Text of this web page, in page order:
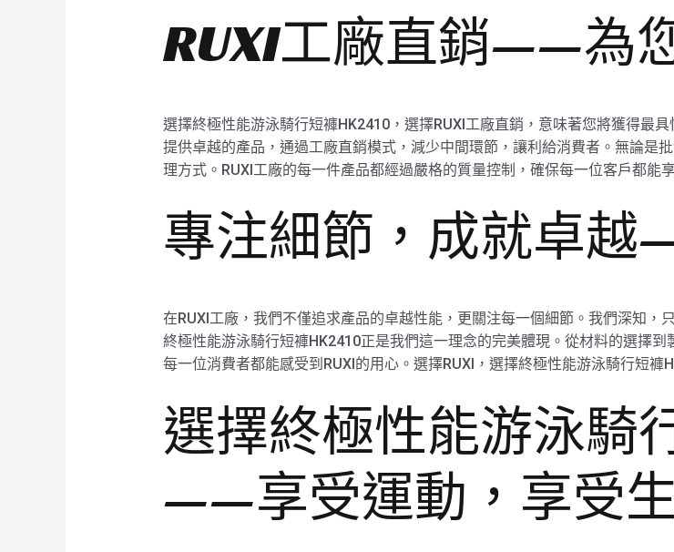
RUXI工廠直銷——為
選擇終極性能游泳騎行短褲HK2410，選擇RUXI工廠直銷，意味著您將獲得最
提供卓越的產品，通過工廠直銷模式，減少中間環節，讓利給消費者。無論是
理方式。RUXI工廠的每一件產品都經過嚴格的質量控制，確保每一位客戶都能
專注細節，成就卓越
在RUXI工廠，我們不僅追求產品的卓越性能，更關注每一個細節。我們深知，
終極性能游泳騎行短褲HK2410正是我們這一理念的完美體現。從材料的選擇
每一位消費者都能感受到RUXI的用心。選擇RUXI，選擇終極性能游泳騎行短褲
選擇終極性能游泳騎
——享受運動，享受